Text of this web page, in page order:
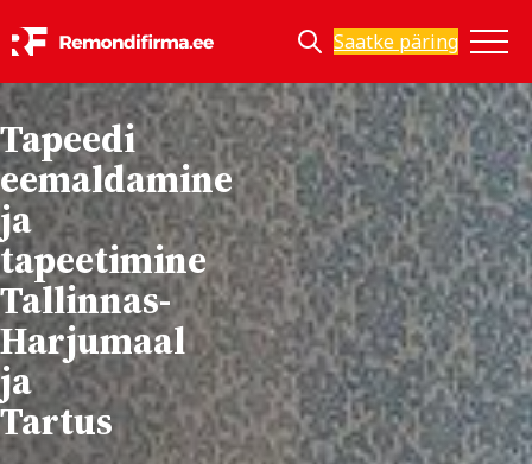
Saatke päring
Tapeedi
eemaldamine
ja
tapeetimine
Tallinnas-
Harjumaal
ja
Tartus